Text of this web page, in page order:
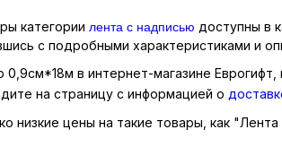
категории лента с надписью доступны в
с подробными характеристиками и
в интернет-магазине
на страницу с информацией о
низкие цены на такие товары, как